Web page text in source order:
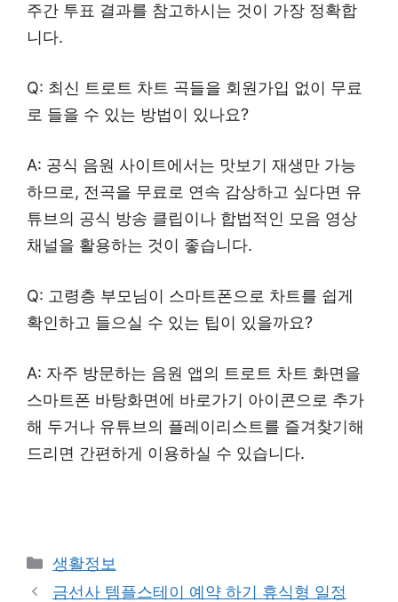
주간 투표 결과를 참고하시는 것이 가장 정확합
니다.
Q: 최신 트로트 차트 곡들을 회원가입 없이 무료
로 들을 수 있는 방법이 있나요?
A: 공식 음원 사이트에서는 맛보기 재생만 가능
하므로, 전곡을 무료로 연속 감상하고 싶다면 유
튜브의 공식 방송 클립이나 합법적인 모음 영상
채널을 활용하는 것이 좋습니다.
Q: 고령층 부모님이 스마트폰으로 차트를 쉽게
확인하고 들으실 수 있는 팁이 있을까요?
A: 자주 방문하는 음원 앱의 트로트 차트 화면을
스마트폰 바탕화면에 바로가기 아이콘으로 추가
해 두거나 유튜브의 플레이리스트를 즐겨찾기해
드리면 간편하게 이용하실 수 있습니다.
Categories
생활정보
금선사 템플스테이 예약 하기 휴식형 일정